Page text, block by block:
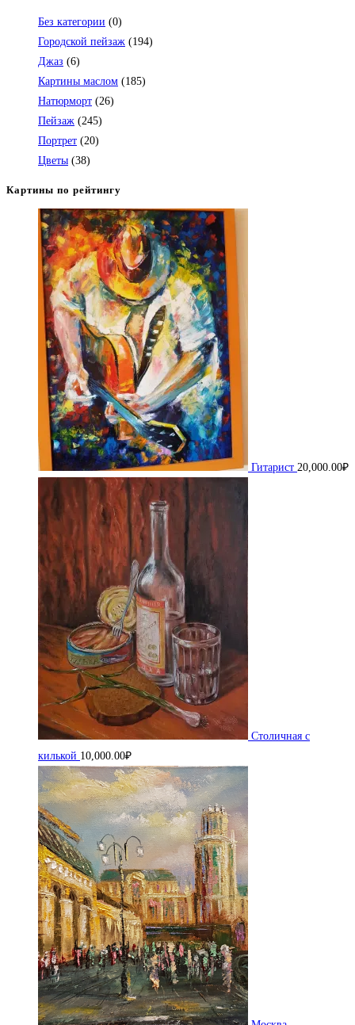
в
вашем
приложении
Без категории (0)
Городской пейзаж (194)
Джаз (6)
Картины маслом (185)
Натюрморт (26)
Пейзаж (245)
Портрет (20)
Цветы (38)
Картины по рейтингу
Гитарист 20,000.00₽
Столичная с
килькой 10,000.00₽